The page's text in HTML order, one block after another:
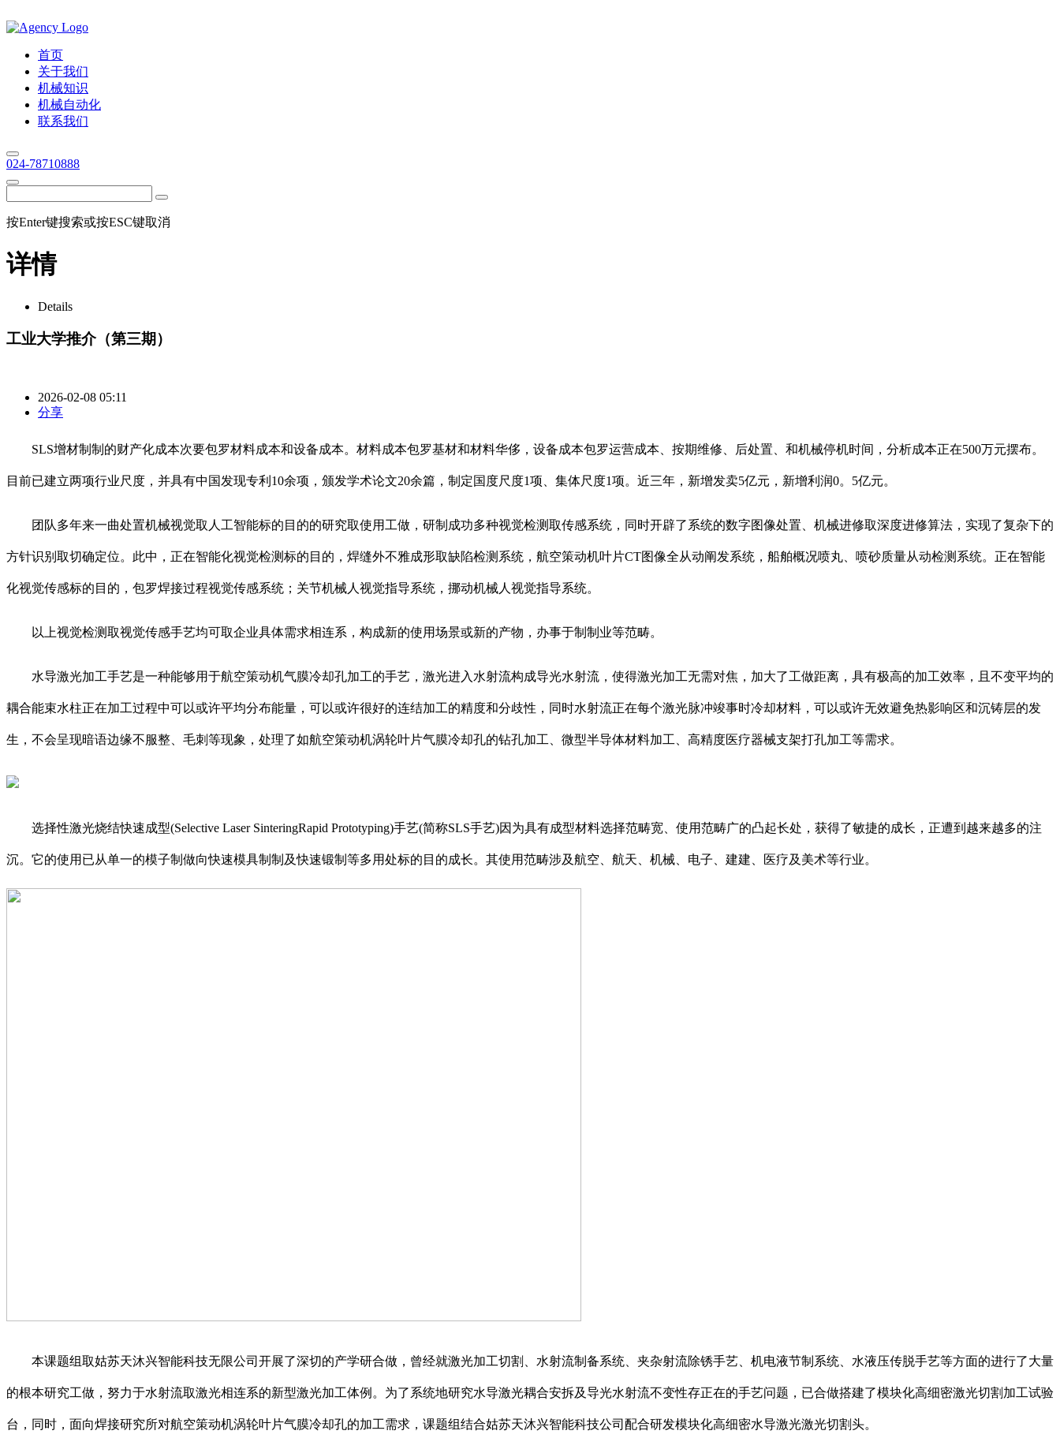
首页
关于我们
机械知识
机械自动化
联系我们
024-78710888
按Enter键搜索或按ESC键取消
详情
Details
工业大学推介（第三期）
2026-02-08 05:11
分享
SLS增材制制的财产化成本次要包罗材料成本和设备成本。材料成本包罗基材和材料华侈，设备成本包罗运营成本、按期维修、后处置、和机械停机时间，分析成本正在500万元摆布。
目前已建立两项行业尺度，并具有中国发现专利10余项，颁发学术论文20余篇，制定国度尺度1项、集体尺度1项。近三年，新增发卖5亿元，新增利润0。5亿元。
团队多年来一曲处置机械视觉取人工智能标的目的的研究取使用工做，研制成功多种视觉检测取传感系统，同时开辟了系统的数字图像处置、机械进修取深度进修算法，实现了复杂下的
方针识别取切确定位。此中，正在智能化视觉检测标的目的，焊缝外不雅成形取缺陷检测系统，航空策动机叶片CT图像全从动阐发系统，船舶概况喷丸、喷砂质量从动检测系统。正在智能
化视觉传感标的目的，包罗焊接过程视觉传感系统；关节机械人视觉指导系统，挪动机械人视觉指导系统。
以上视觉检测取视觉传感手艺均可取企业具体需求相连系，构成新的使用场景或新的产物，办事于制制业等范畴。
水导激光加工手艺是一种能够用于航空策动机气膜冷却孔加工的手艺，激光进入水射流构成导光水射流，使得激光加工无需对焦，加大了工做距离，具有极高的加工效率，且不变平均的
耦合能束水柱正在加工过程中可以或许平均分布能量，可以或许很好的连结加工的精度和分歧性，同时水射流正在每个激光脉冲竣事时冷却材料，可以或许无效避免热影响区和沉铸层的发
生，不会呈现暗语边缘不服整、毛刺等现象，处理了如航空策动机涡轮叶片气膜冷却孔的钻孔加工、微型半导体材料加工、高精度医疗器械支架打孔加工等需求。
选择性激光烧结快速成型(Selective Laser SinteringRapid Prototyping)手艺(简称SLS手艺)因为具有成型材料选择范畴宽、使用范畴广的凸起长处，获得了敏捷的成长，正遭到越来越多的注
沉。它的使用已从单一的模子制做向快速模具制制及快速锻制等多用处标的目的成长。其使用范畴涉及航空、航天、机械、电子、建建、医疗及美术等行业。
本课题组取姑苏天沐兴智能科技无限公司开展了深切的产学研合做，曾经就激光加工切割、水射流制备系统、夹杂射流除锈手艺、机电液节制系统、水液压传脱手艺等方面的进行了大量
的根本研究工做，努力于水射流取激光相连系的新型激光加工体例。为了系统地研究水导激光耦合安拆及导光水射流不变性存正在的手艺问题，已合做搭建了模块化高细密激光切割加工试验
台，同时，面向焊接研究所对航空策动机涡轮叶片气膜冷却孔的加工需求，课题组结合姑苏天沐兴智能科技公司配合研发模块化高细密水导激光激光切割头。